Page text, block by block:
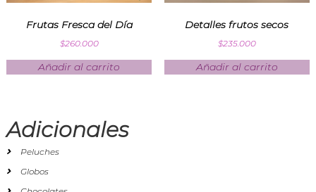
Frutas Fresca del Día
$260.000
Añadir al carrito
Detalles frutos secos
$235.000
Añadir al carrito
Adicionales
Peluches
Globos